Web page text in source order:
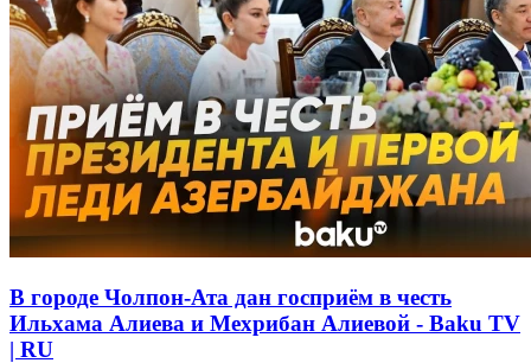
В городе Чолпон-Ата дан госприём в честь
Ильхама Алиева и Мехрибан Алиевой - Baku TV
| RU